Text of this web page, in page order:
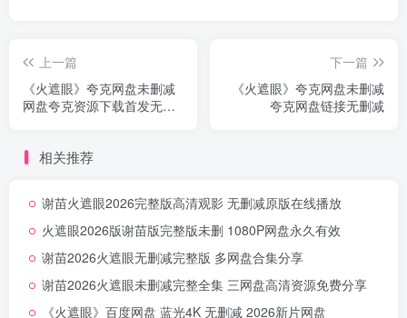
上一篇
《火遮眼》夸克网盘未删减
网盘夸克资源下载首发无删
下一篇
《火遮眼》夸克网盘未删减
夸克网盘链接无删减
相关推荐
谢苗火遮眼2026完整版高清观影 无删减原版在线播放
火遮眼2026版谢苗版完整版未删 1080P网盘永久有效
谢苗2026火遮眼无删减完整版 多网盘合集分享
谢苗2026火遮眼未删减完整全集 三网盘高清资源免费分享
《火遮眼》百度网盘 蓝光4K 无删减 2026新片网盘